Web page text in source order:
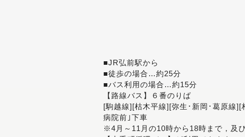
■JR弘前駅から
■徒歩の場合…約25分
■バス利用の場合…約15分
【路線バス】６番のりば
[駒越線][枯木平線][弥生･新岡･葛原線
病院前｣下車
※4月～11月の10時から18時まで，及